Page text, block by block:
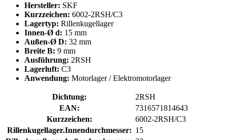
Hersteller: SKF
Kurzzeichen: 6002-2RSH/C3
Lagertyp: Rillenkugellager
Innen-Ø d: 15 mm
Außen-Ø D: 32 mm
Breite B: 9 mm
Ausführung: 2RSH
Lagerluft: C3
Anwendung: Motorlager / Elektromotorlager
Dichtung:
2RSH
EAN:
7316571814643
Kurzzeichen:
6002-2RSH/C3
Rillenkugellager.Innendurchmesser: 15